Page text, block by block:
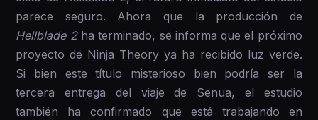
parece seguro. Ahora que la producción de
Hellblade 2ha terminado, se informa que el próximo
proyecto de Ninja Theory ya ha recibido luz verde.
Si bien este título misterioso bien podría ser la
tercera entrega del viaje de Senua, el estudio
también ha confirmado que está trabajando en